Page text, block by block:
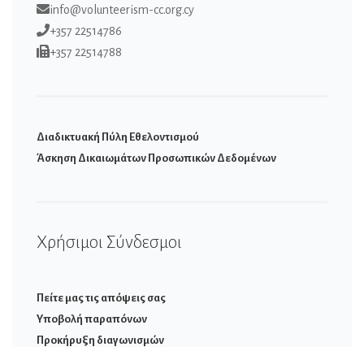
info@volunteerism-cc.org.cy
+357 22514786
+357 22514788
Διαδικτυακή Πύλη Εθελοντισμού
Άσκηση Δικαιωμάτων Προσωπικών Δεδομένων
Χρήσιμοι Σύνδεσμοι
Πείτε μας τις απόψεις σας
Υποβολή παραπόνων
Προκήρυξη διαγωνισμών